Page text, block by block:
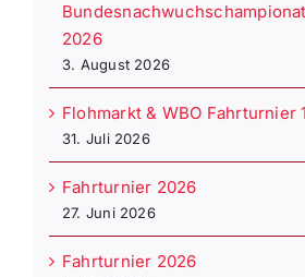
2026
3. August 2026
Flohmarkt & WBO Fahrturnier
31. Juli 2026
Fahrturnier 2026
27. Juni 2026
Fahrturnier 2026